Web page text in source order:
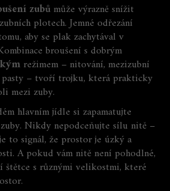
zubů může výrazně snížit
plotech. Jemné odřezání
aby se plak zachytával v
broušení s dobrým
režimem – nitování, mezizubní
– tvoří trojku, která prakticky
mezi zuby.
hlavním jídle si zapamatujte
zuby. Nikdy nepodceňujte sílu nitě –
to signál, že prostor je úzký a
A pokud vám nitě není pohodlné,
štětce s různými velikostmi, které